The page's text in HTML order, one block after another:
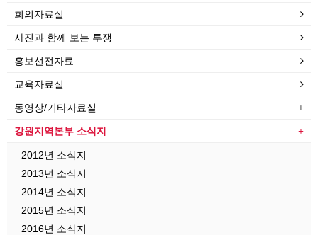
회의자료실
사진과 함께 보는 투쟁
홍보선전자료
교육자료실
동영상/기타자료실
강원지역본부 소식지
2012년 소식지
2013년 소식지
2014년 소식지
2015년 소식지
2016년 소식지